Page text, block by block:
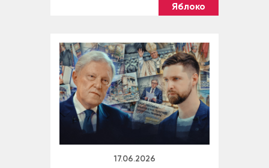
Яблоко
17.06.2026